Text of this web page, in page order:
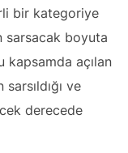
bir kategoriye
sarsacak boyuta
kapsamda açılan
ve
derecede